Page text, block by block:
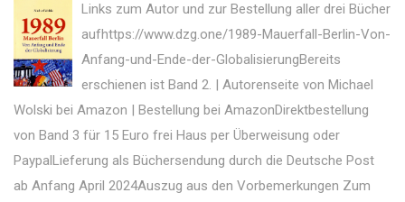
Links zum Autor und zur Bestellung aller drei Bücher
aufhttps://www.dzg.one/1989-Mauerfall-Berlin-Von-
Anfang-und-Ende-der-GlobalisierungBereits
erschienen ist Band 2. | Autorenseite von Michael
Wolski bei Amazon | Bestellung bei AmazonDirektbestellung
von Band 3 für 15 Euro frei Haus per Überweisung oder
PaypalLieferung als Büchersendung durch die Deutsche Post
ab Anfang April 2024Auszug aus den Vorbemerkungen Zum